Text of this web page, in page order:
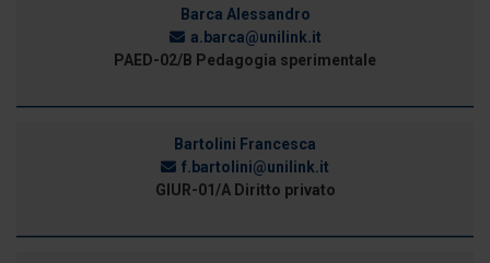
Barca Alessandro
a.barca@unilink.it
PAED-02/B Pedagogia sperimentale
Bartolini Francesca
f.bartolini@unilink.it
GIUR-01/A Diritto privato